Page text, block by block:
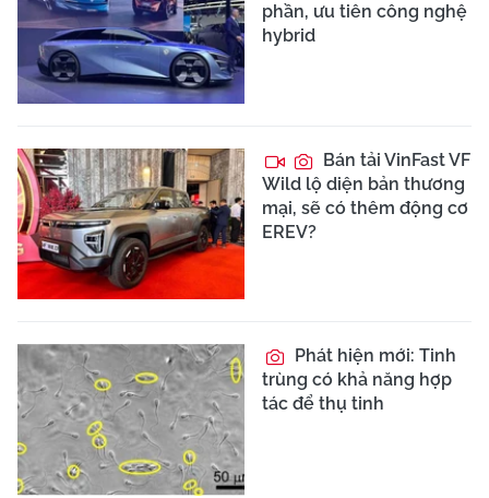
phần, ưu tiên công nghệ
hybrid
Bán tải VinFast VF
Wild lộ diện bản thương
mại, sẽ có thêm động cơ
EREV?
Phát hiện mới: Tinh
trùng có khả năng hợp
tác để thụ tinh